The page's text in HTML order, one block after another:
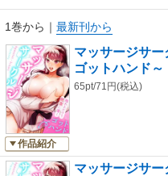
1巻から ｜ 最新刊から
作品紹介
マッサージサー
ゴットハンド
65pt/71円(税込)
マッサージサー